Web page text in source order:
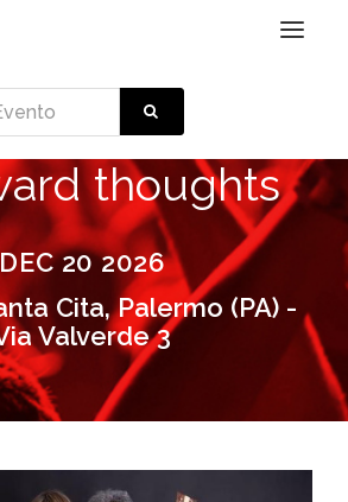
Toggle
thoughts
DEC 20 2026
Cita, Palermo (PA) -
Valverde 3